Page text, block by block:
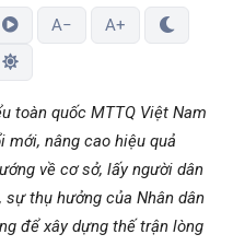
A− A+
toàn quốc MTTQ Việt Nam
nâng cao hiệu quả
về cơ sở, lấy người dân
thụ hưởng của Nhân dân
để xây dựng thế trận lòng